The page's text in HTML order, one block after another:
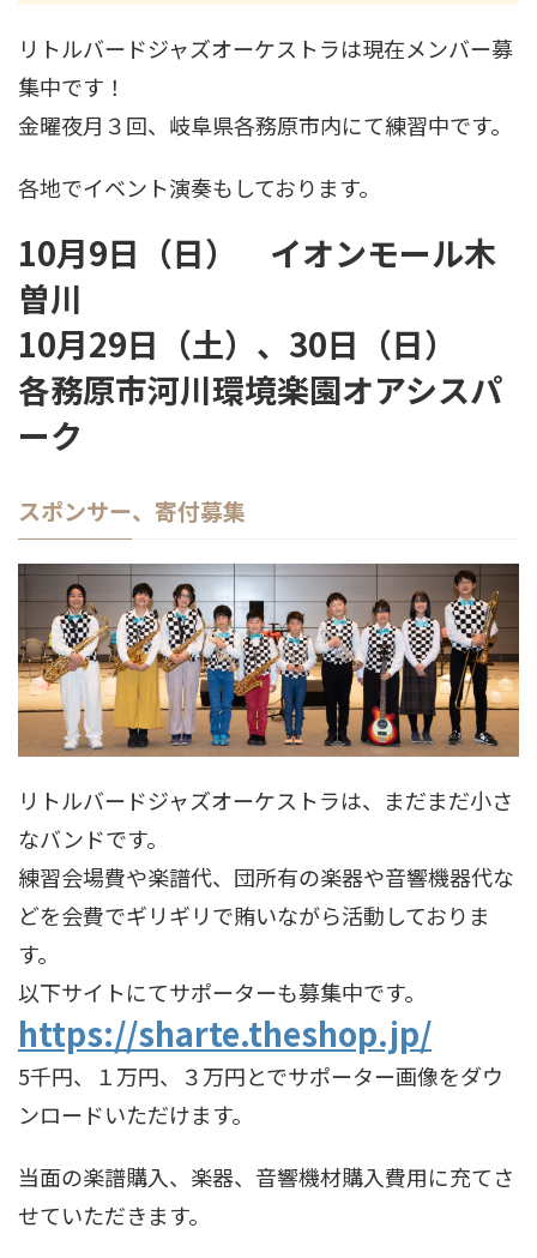
リトルバードジャズオーケストラは現在メンバー募
集中です！
金曜夜月３回、岐阜県各務原市内にて練習中です。
各地でイベント演奏もしております。
10月9日（日） イオンモール木
曽川
10月29日（土）、30日（日）
各務原市河川環境楽園オアシスパ
ーク
スポンサー、寄付募集
リトルバードジャズオーケストラは、まだまだ小さ
なバンドです。
練習会場費や楽譜代、団所有の楽器や音響機器代な
どを会費でギリギリで賄いながら活動しておりま
す。
以下サイトにてサポーターも募集中です。
https://sharte.theshop.jp/
5千円、１万円、３万円とでサポーター画像をダウ
ンロードいただけます。
当面の楽譜購入、楽器、音響機材購入費用に充てさ
せていただきます。